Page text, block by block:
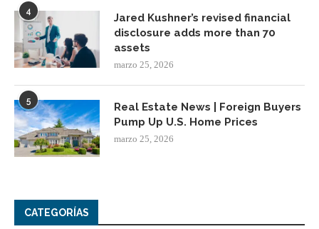
4
Jared Kushner’s revised financial
disclosure adds more than 70
assets
marzo 25, 2026
5
Real Estate News | Foreign Buyers
Pump Up U.S. Home Prices
marzo 25, 2026
CATEGORÍAS